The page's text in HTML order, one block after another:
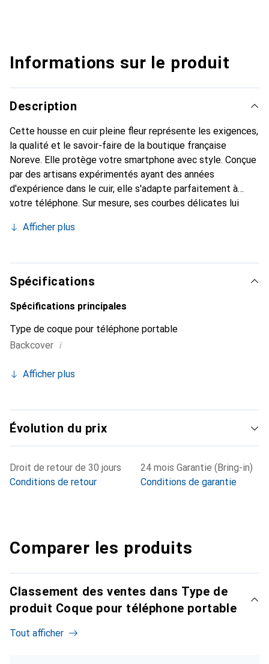
Informations sur le produit
Description
Cette housse en cuir pleine fleur représente les exigences,
la qualité et le savoir-faire de la boutique française
Noreve. Elle protège votre smartphone avec style. Conçue
par des artisans expérimentés ayant des années
d'expérience dans le cuir, elle s'adapte parfaitement à
votre téléphone. Sur mesure, ses courbes délicates lui
l'accessoire chic et indispensable pour votre smartphone.
ses produits de haute qualité et constitue un choix fiable
pour une clientèle exigeante.
Afficher plus
Spécifications
Spécifications principales
Type de coque pour téléphone portable
Backcover i
Afficher plus
Évolution du prix
Droit de retour de 30 jours
Conditions de retour
24 mois Garantie (Bring-in)
Conditions de garantie
Comparer les produits
Classement des ventes dans Type de
produit Coque pour téléphone portable
Tout afficher